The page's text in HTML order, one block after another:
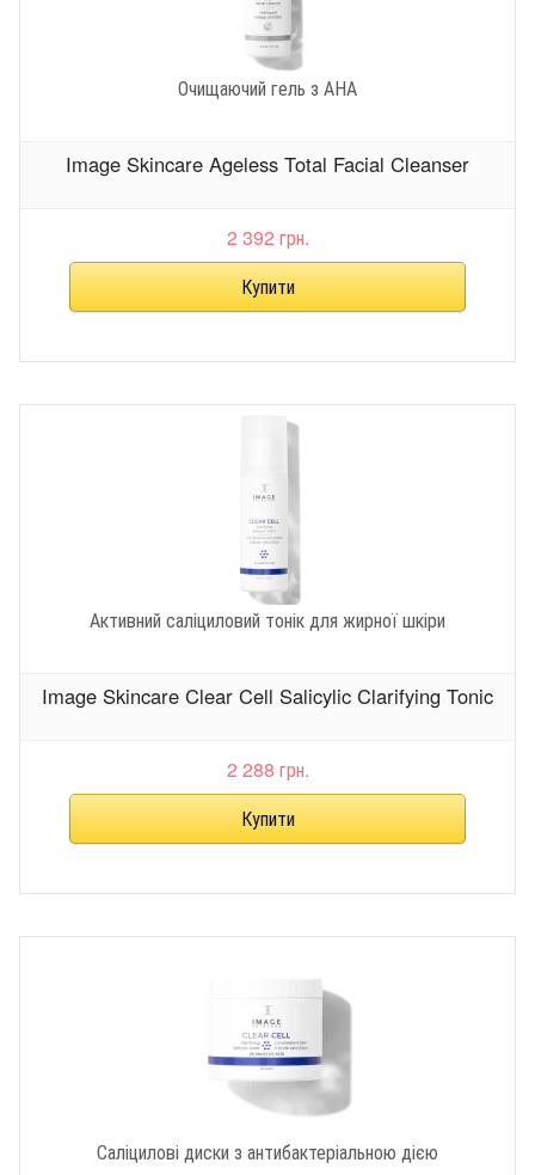
Очищаючий гель з АНА
Image Skincare Ageless Total Facial Cleanser
2 392 грн.
Активний саліциловий тонік для жирної шкіри
Image Skincare Clear Cell Salicylic Clarifying Tonic
2 288 грн.
Саліцилові диски з антибактеріальною дією